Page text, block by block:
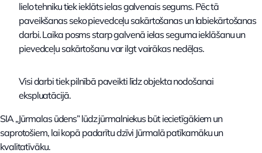
lielo tehniku tiek ieklāts ielas galvenais segums. Pēc tā
paveikšanas seko pievedceļu sakārtošanas un labiekārtošanas
darbi. Laika posms starp galvenā ielas seguma ieklāšanu un
pievedceļu sakārtošanu var ilgt vairākas nedēļas.
Visi darbi tiek pilnībā paveikti līdz objekta nodošanai
ekspluatācijā.
SIA „Jūrmalas ūdens” lūdz jūrmalniekus būt iecietīgākiem un
saprotošiem, lai kopā padarītu dzīvi Jūrmalā patīkamāku un
kvalitatīvāku.